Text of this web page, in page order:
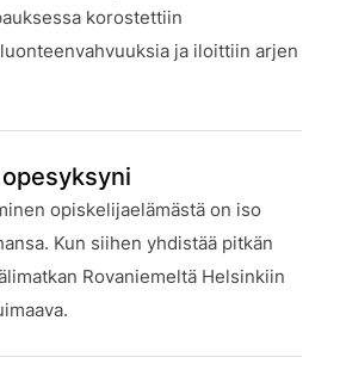
korostettiin
ja iloittiin arjen
opiskelijaelämästä on iso
Kun siihen yhdistää pitkän
Rovaniemeltä Helsinkiin